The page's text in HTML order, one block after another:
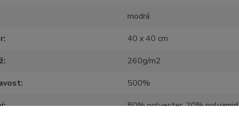
modrá
40 x 40 cm
260g/m2
500%
80% polyester, 20% polyamid